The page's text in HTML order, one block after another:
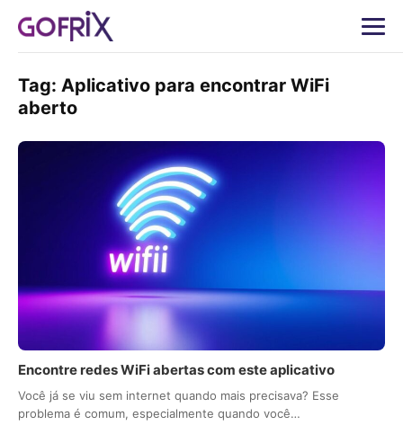
Tag: Aplicativo para encontrar WiFi
aberto
Encontre redes WiFi abertas com este aplicativo
Você já se viu sem internet quando mais precisava? Esse
problema é comum, especialmente quando você…